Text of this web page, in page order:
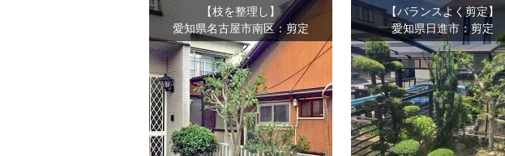
【枝を整理し】
愛知県名古屋市南区：剪定
【バランスよく剪定】
愛知県日進市：剪定